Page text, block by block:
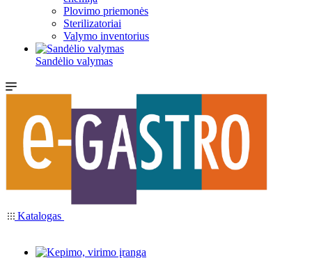
Plovimo priemonės
Sterilizatoriai
Valymo inventorius
Sandėlio valymas
Katalogas